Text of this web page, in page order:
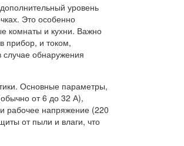
уровень
Это особенно
комнаты и кухни. Важно
прибор, и током,
обнаружения
Основные параметры,
от 6 до 32 А),
рабочее напряжение (220
от пыли и влаги, что